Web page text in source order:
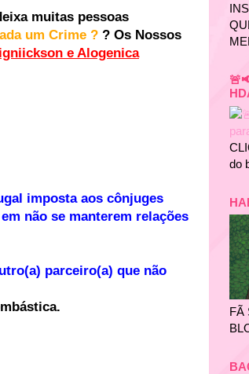
muitas pessoas
um Crime ? ? Os Nossos
e Alogenica
imposta aos cônjuges
não se manterem relações
parceiro(a) que não
do
FÃ